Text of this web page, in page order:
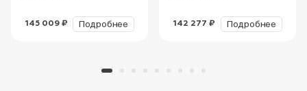
145 009 ₽ Подробнее 142 277 ₽ Подробнее